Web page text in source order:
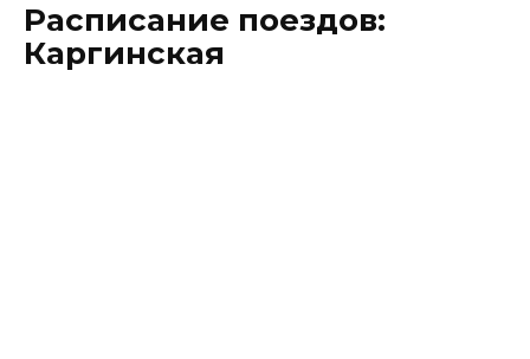
Расписание поездов:
Каргинская